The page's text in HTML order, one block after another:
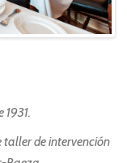
taller de intervención